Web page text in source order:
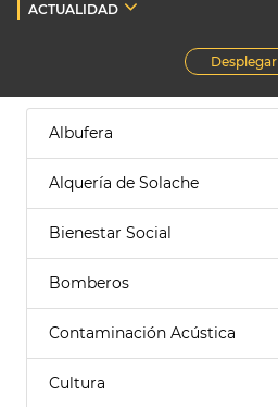
ACTUALIDAD
Desplegar
Albufera
Alquería de Solache
Bienestar Social
Bomberos
Contaminación Acústica
Cultura